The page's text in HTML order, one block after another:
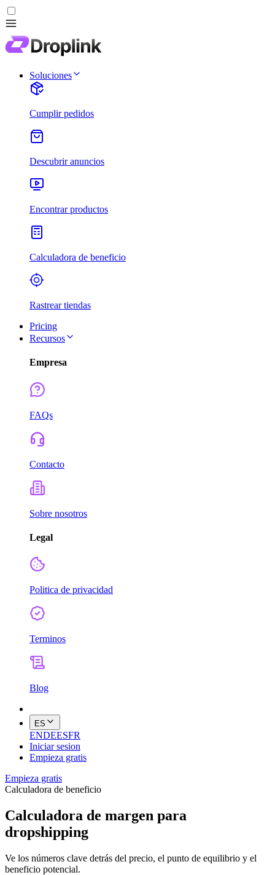
Soluciones
Cumplir pedidos
Descubrir anuncios
Encontrar productos
Calculadora de beneficio
Rastrear tiendas
Pricing
Recursos
Empresa
FAQs
Contacto
Sobre nosotros
Legal
Politica de privacidad
Terminos
Blog
ES
ENDEESFR
Iniciar sesion
Empieza gratis
Empieza gratis
Calculadora de beneficio
Calculadora de margen para
dropshipping
Ve los números clave detrás del precio, el punto de equilibrio y el
beneficio potencial.